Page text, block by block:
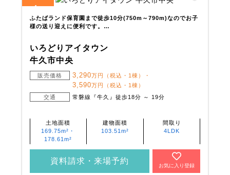
4
ふたばランド保育園まで徒歩10分(750m～790m)なのでお子
様の送り迎えに便利です。…
いろどりアイタウン
牛久市中央
販売価格 3,290万円（税込・1棟）・
3,590万円（税込・1棟）
交通
常磐線『牛久』徒歩18分 ～ 19分
土地面積
169.75m²・
178.61m²
建物面積
103.51m²
間取り
4LDK
資料請求・来場予約
お気に入り登録